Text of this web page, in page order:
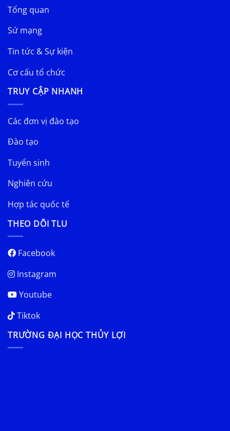
Tổng quan
Sứ mạng
Tin tức & Sự kiện
Cơ cấu tổ chức
TRUY CẬP NHANH
Các đơn vị đào tạo
Đào tạo
Tuyển sinh
Nghiên cứu
Hợp tác quốc tế
THEO DÕI TLU
Facebook
Instagram
Youtube
Tiktok
TRƯỜNG ĐẠI HỌC THỦY LỢI